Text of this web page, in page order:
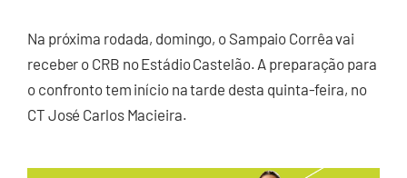
Na próxima rodada, domingo, o Sampaio Corrêa vai
receber o CRB no Estádio Castelão. A preparação para
o confronto tem início na tarde desta quinta-feira, no
CT José Carlos Macieira.